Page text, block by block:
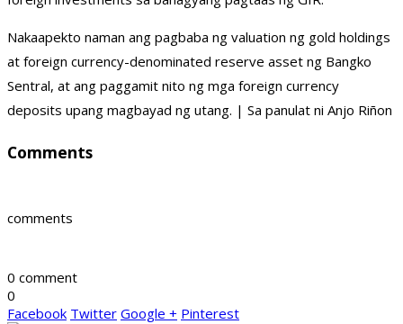
Nakaapekto naman ang pagbaba ng valuation ng gold holdings
at foreign currency-denominated reserve asset ng Bangko
Sentral, at ang paggamit nito ng mga foreign currency
deposits upang magbayad ng utang. | Sa panulat ni Anjo Riñon
Comments
comments
0 comment
0
Facebook Twitter Google + Pinterest